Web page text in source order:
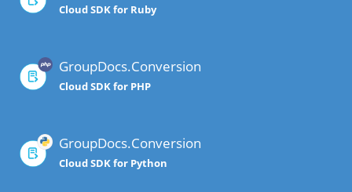
Cloud SDK for Ruby
GroupDocs.Conversion
Cloud SDK for PHP
GroupDocs.Conversion
Cloud SDK for Python